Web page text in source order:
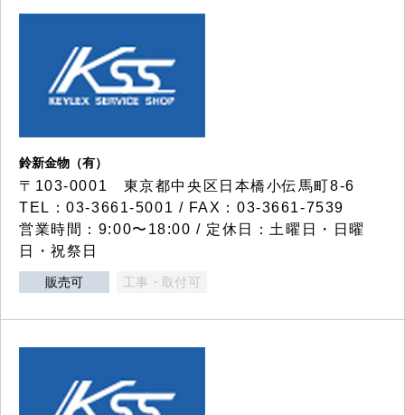
鈴新金物（有）
〒103-0001 東京都中央区日本橋小伝馬町8-6
TEL：03-3661-5001 / FAX：03-3661-7539
営業時間：9:00〜18:00 / 定休日：土曜日・日曜
日・祝祭日
販売可 工事・取付可